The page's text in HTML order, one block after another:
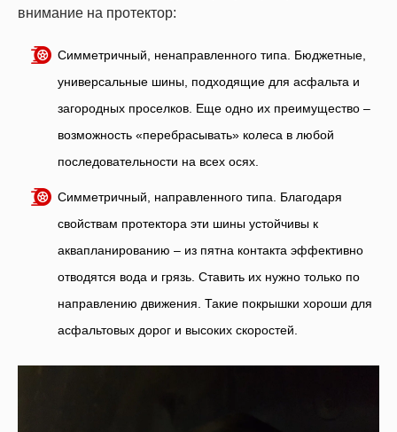
внимание на протектор:
Симметричный, ненаправленного типа. Бюджетные,
универсальные шины, подходящие для асфальта и
загородных проселков. Еще одно их преимущество –
возможность «перебрасывать» колеса в любой
последовательности на всех осях.
Симметричный, направленного типа. Благодаря
свойствам протектора эти шины устойчивы к
аквапланированию – из пятна контакта эффективно
отводятся вода и грязь. Ставить их нужно только по
направлению движения. Такие покрышки хороши для
асфальтовых дорог и высоких скоростей.